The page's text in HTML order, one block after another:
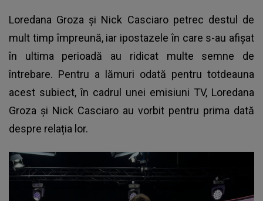
Loredana Groza și Nick Casciaro petrec destul de
mult timp împreună, iar ipostazele în care s-au afișat
în ultima perioadă au ridicat multe semne de
întrebare. Pentru a lămuri odată pentru totdeauna
acest subiect, în cadrul unei emisiuni TV, Loredana
Groza și Nick Casciaro au vorbit pentru prima dată
despre relația lor.